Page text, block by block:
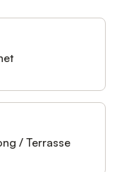
/ Terrasse